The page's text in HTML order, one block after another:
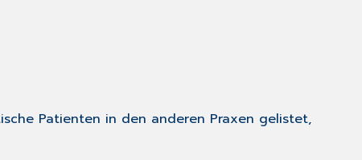
Patienten in den anderen Praxen gelistet,